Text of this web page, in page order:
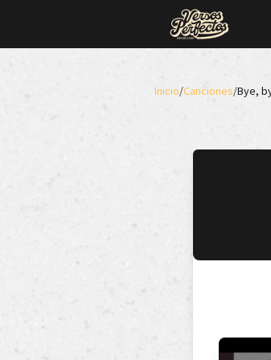
Inicio/Canciones/Bye,